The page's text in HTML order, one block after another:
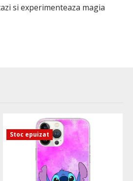
si experimenteaza magia
Stoc epuizat